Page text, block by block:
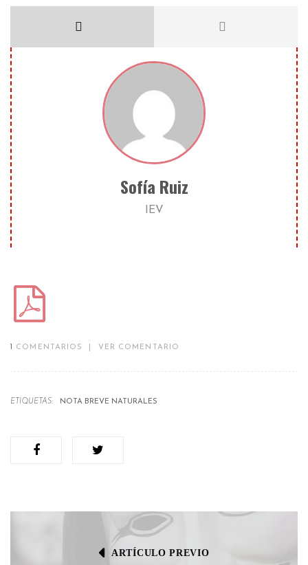
Sofía Ruiz
IEV
COMENTARIOS VER COMENTARIO
ETIQUETAS: NOTA BREVE NATURALES
ARTÍCULO PREVIO